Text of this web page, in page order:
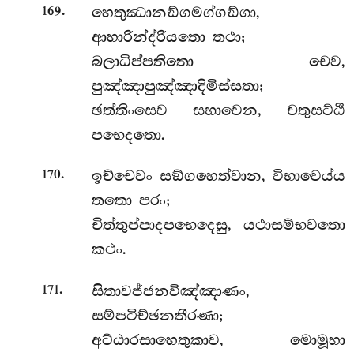
169.
හෙතුඣානඞ්ගමග්ගඞ්ගා,
ආහාරින්ද්රියතො තථා;
බලාධිප්පතිතො චෙව,
පුඤ්ඤාපුඤ්ඤාදිමිස්සතා;
ඡත්තිංසෙව සභාවෙන, චතුසට්ඨි
පභෙදතො.
170.
ඉච්චෙවං සඞ්ගහෙත්වාන, විභාවෙය්ය
තතො පරං;
චිත්තුප්පාදපභෙදෙසු, යථාසම්භවතො
කථං.
171.
සිතාවජ්ජනවිඤ්ඤාණං,
සම්පටිච්ඡනතීරණා;
අට්ඨාරසාහෙතුකාව, මොමූහා